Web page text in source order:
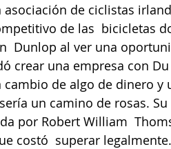
asociación de ciclistas
de las  bicicletas
Dunlop al ver una
crear una empresa con
de algo de dinero y
un camino de rosas.
por Robert William
costó  superar legalmente.